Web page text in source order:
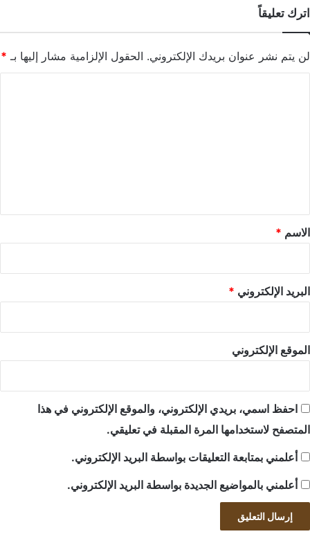
اترك تعليقاً
لن يتم نشر عنوان بريدك الإلكتروني. الحقول الإلزامية مشار إليها بـ *
*
الاسم *
البريد الإلكتروني *
الموقع الإلكتروني
احفظ اسمي، بريدي الإلكتروني، والموقع الإلكتروني في هذا
المتصفح لاستخدامها المرة المقبلة في تعليقي.
أعلمني بمتابعة التعليقات بواسطة البريد الإلكتروني.
أعلمني بالمواضيع الجديدة بواسطة البريد الإلكتروني.